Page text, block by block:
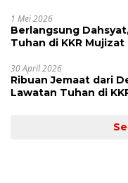
1 Mei 2026
Berlangsung
Tuhan di KKR Mujizat Kesembuhan ‘Waktunya Sudah
30 April 2026
Ribuan Jemaat dari
Lawatan Tuhan di KKR Mujizat Kesembuhan Malam Ke